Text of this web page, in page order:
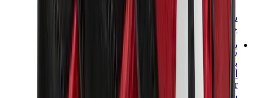
شانيل
جويارد
ساعات
رولكس
باتيك فيليب
أوديمار بيغيه
Cartier
سواتش